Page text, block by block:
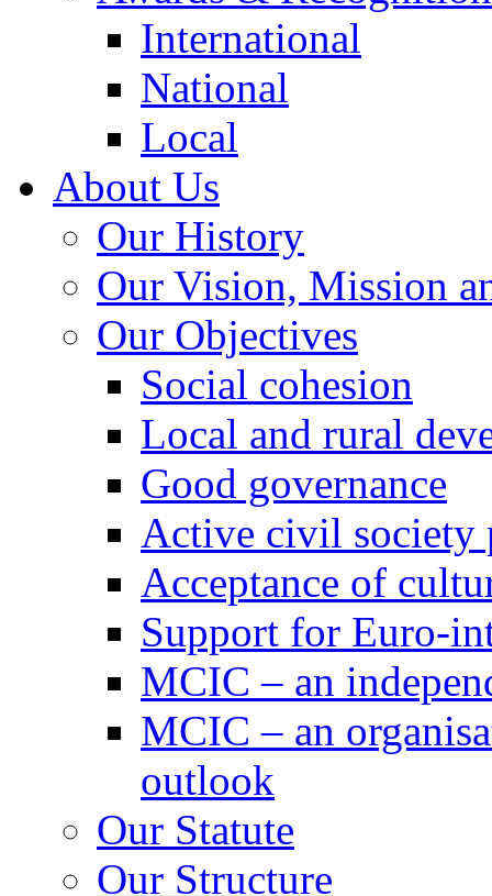
International
National
Local
About Us
Our History
Our Vision, Mission
Our Objectives
Social cohesion
Local and rural
Good governance
Active civil society
Acceptance of
Support for Euro-
MCIC – an
MCIC – an
outlook
Our Statute
Our Structure